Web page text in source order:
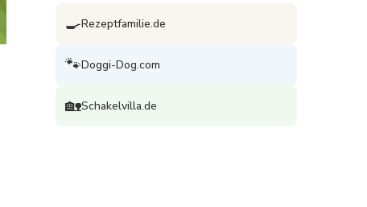
🍳Rezeptfamilie.de
🐾Doggi-Dog.com
🏡Schakelvilla.de